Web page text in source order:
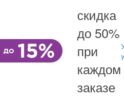
скидка
до 50%
при
каждом
заказе